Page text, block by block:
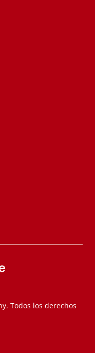
Todos los derechos